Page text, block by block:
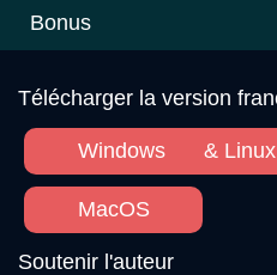
Bonus
Télécharger la version
Windows & Linux
MacOS
Soutenir l'auteur